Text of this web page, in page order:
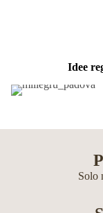
Idee
Solo